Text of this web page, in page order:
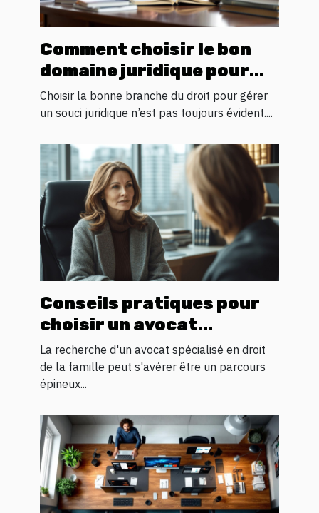
Comment choisir le bon
domaine juridique pour
votre problème
Choisir la bonne branche du droit pour gérer
un souci juridique n’est pas toujours évident....
Conseils pratiques pour
choisir un avocat
spécialisé en droit
familial
La recherche d'un avocat spécialisé en droit
de la famille peut s'avérer être un parcours
épineux...